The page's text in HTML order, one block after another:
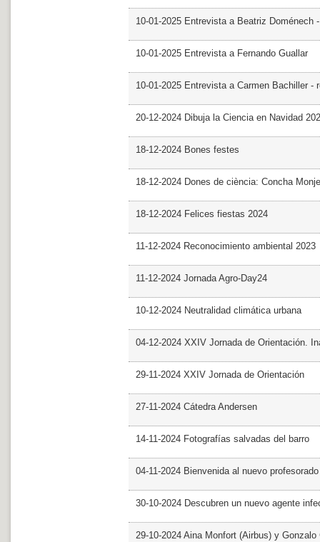
10-01-2025 Entrevista a Beatriz Doménech
10-01-2025 Entrevista a Fernando Guallar
10-01-2025 Entrevista a Carmen Bachiller -
20-12-2024 Dibuja la Ciencia en Navidad
18-12-2024 Bones festes
18-12-2024 Dones de ciència: Concha Monje
18-12-2024 Felices fiestas 2024
11-12-2024 Reconocimiento ambiental 2023
11-12-2024 Jornada Agro-Day24
10-12-2024 Neutralidad climática urbana
04-12-2024 XXIV Jornada de Orientación.
29-11-2024 XXIV Jornada de Orientación
27-11-2024 Cátedra Andersen
14-11-2024 Fotografías salvadas del barro
04-11-2024 Bienvenida al nuevo profesorado
30-10-2024 Descubren un nuevo agente
29-10-2024 Aina Monfort (Airbus) y